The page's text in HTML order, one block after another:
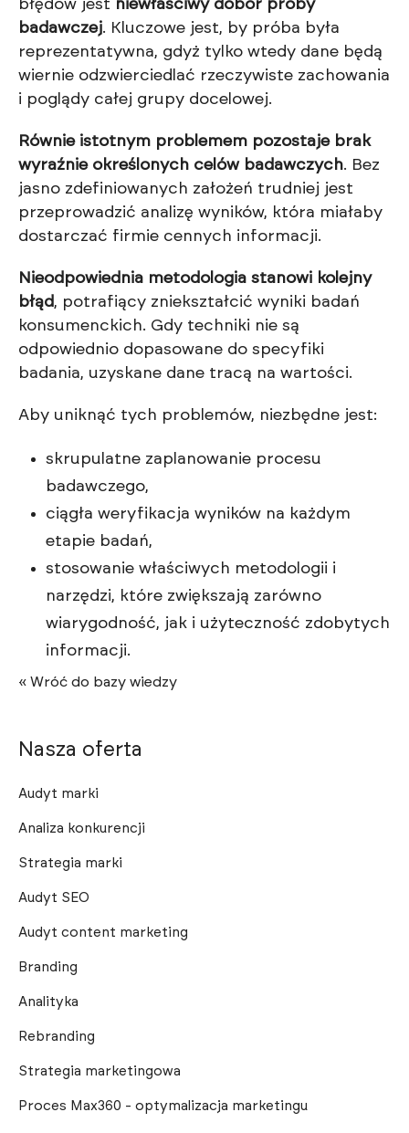
błędów jest niewłaściwy dobór próby
badawczej. Kluczowe jest, by próba była
reprezentatywna, gdyż tylko wtedy dane będą
wiernie odzwierciedlać rzeczywiste zachowania
i poglądy całej grupy docelowej.
Równie istotnym problemem pozostaje brak
wyraźnie określonych celów badawczych. Bez
jasno zdefiniowanych założeń trudniej jest
przeprowadzić analizę wyników, która miałaby
dostarczać firmie cennych informacji.
Nieodpowiednia metodologia stanowi kolejny
błąd, potrafiący zniekształcić wyniki badań
konsumenckich. Gdy techniki nie są
odpowiednio dopasowane do specyfiki
badania, uzyskane dane tracą na wartości.
Aby uniknąć tych problemów, niezbędne jest:
skrupulatne zaplanowanie procesu
badawczego,
ciągła weryfikacja wyników na każdym
etapie badań,
stosowanie właściwych metodologii i
narzędzi, które zwiększają zarówno
wiarygodność, jak i użyteczność zdobytych
informacji.
« Wróć do bazy wiedzy
Nasza oferta
Audyt marki
Analiza konkurencji
Strategia marki
Audyt SEO
Audyt content marketing
Branding
Analityka
Rebranding
Strategia marketingowa
Proces Max360 - optymalizacja marketingu